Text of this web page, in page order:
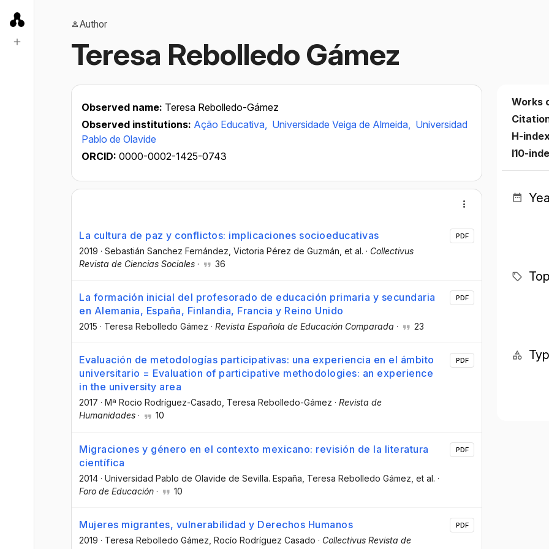
Author
Teresa Rebolledo Gámez
Observed name: Teresa Rebolledo-Gámez
Observed institutions: Ação Educativa, Universidade Veiga de Almeida, Universidad
Pablo de Olavide
ORCID: 0000-0002-1425-0743
La cultura de paz y conflictos: implicaciones socioeducativas
2019 · Sebastián Sanchez Fernández , Victoria Pérez de Guzmán , et al. · Collectivus
Revista de Ciencias Sociales · 36
PDF
La formación inicial del profesorado de educación primaria y secundaria
en Alemania, España, Finlandia, Francia y Reino Unido
2015 · Teresa Rebolledo Gámez · Revista Española de Educación Comparada · 23
PDF
Evaluación de metodologías participativas: una experiencia en el ámbito
universitario = Evaluation of participative methodologies: an experience
in the university area
2017 · Mª Rocio Rodríguez-Casado , Teresa Rebolledo-Gámez · Revista de
Humanidades · 10
PDF
Migraciones y género en el contexto mexicano: revisión de la literatura
científica
2014 · Universidad Pablo de Olavide de Sevilla. España , Teresa Rebolledo Gámez , et al. ·
Foro de Educación · 10
PDF
Mujeres migrantes, vulnerabilidad y Derechos Humanos
2019 · Teresa Rebolledo Gámez , Rocío Rodríguez Casado · Collectivus Revista de
PDF
Works
H-
I10-